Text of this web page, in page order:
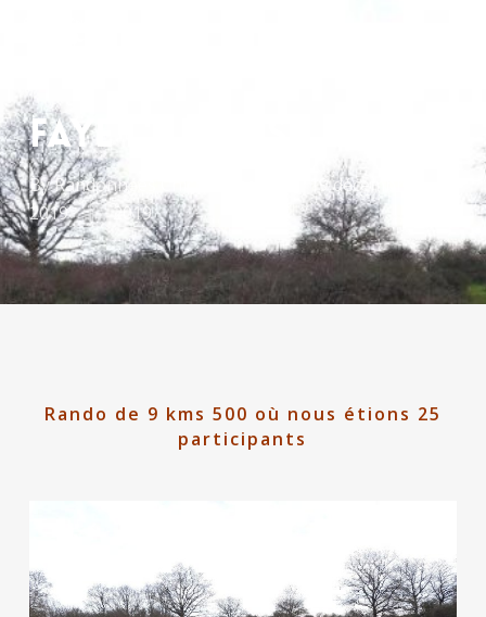
content
faye l’abbesse
ByRandonnées Chicheennes
19 décembre
2019
2019
Rando de 9 kms 500 où nous étions 25
participants